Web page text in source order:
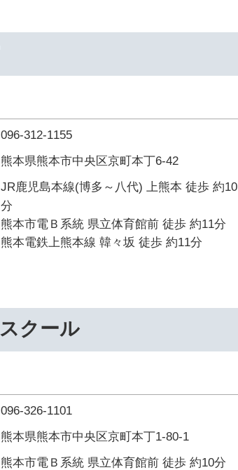
096-312-1155
熊本県熊本市中央区京町本丁6-42
JR鹿児島本線(博多～八代) 上熊本 徒歩 約10
分
熊本市電Ｂ系統 県立体育館前 徒歩 約11分
熊本電鉄上熊本線 韓々坂 徒歩 約11分
クール
096-326-1101
熊本県熊本市中央区京町本丁1-80-1
熊本市電Ｂ系統 県立体育館前 徒歩 約10分